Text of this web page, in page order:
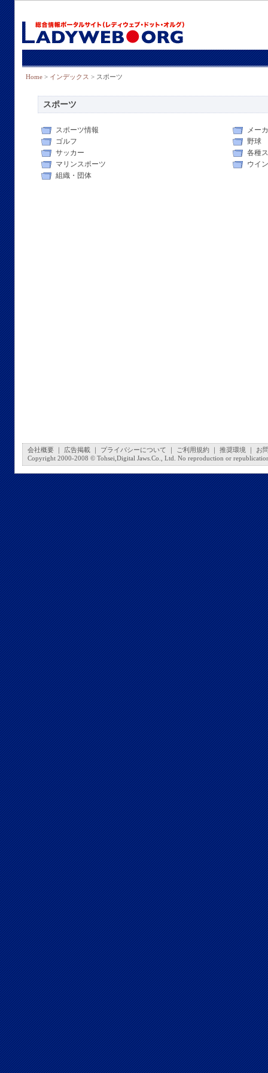
Home > インデックス > スポーツ
スポーツ
スポーツ情報
メー
ゴルフ
野球
サッカー
各種
マリンスポーツ
ウイ
組織・団体
会社概要 広告掲載 プライバシーについて ご利用規約 推奨環境
お
Copyright 2000-2008 © Tohsei,Digital Jaws.Co., Ltd. No reproduction or